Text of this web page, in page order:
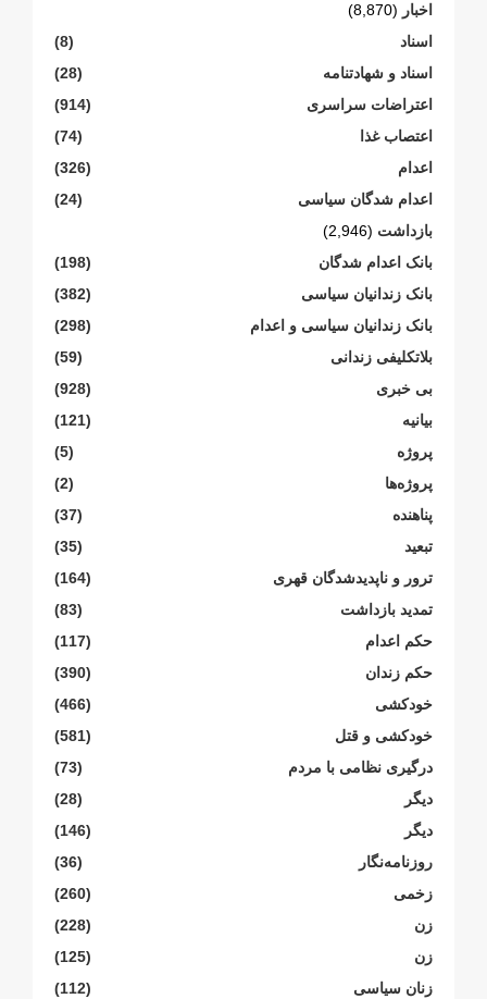
اخبار (8,870)
اسناد
(8)
اسناد و شهادتنامە
(28)
اعتراضات سراسری
(914)
اعتصاب غذا
(74)
اعدام
(326)
اعدام شدگان سیاسی
(24)
بازداشت (2,946)
بانک اعدام شدگان
(198)
بانک زندانیان سیاسی
(382)
بانک زندانیان سیاسی و اعدام
(298)
بلاتکلیفی زندانی
(59)
بی خبری
(928)
بیانیە
(121)
پروژە
(5)
پروژەها
(2)
پناهنده
(37)
تبعید
(35)
ترور و ناپدیدشدگان قهری
(164)
تمدید بازداشت
(83)
حکم اعدام
(117)
حکم زندان
(390)
خودکشی
(466)
خودکشی و قتل
(581)
درگیری نظامی با مردم
(73)
دیگر
(28)
دیگر
(146)
روزنامەنگار
(36)
زخمی
(260)
زن
(228)
زن
(125)
زنان سیاسی
(112)